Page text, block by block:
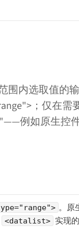
围内选取值的
；仅在需
例如原生控
。原
<datalist> 实现